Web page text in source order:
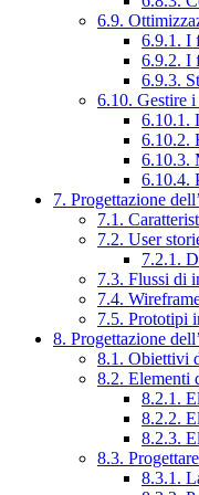
6.9.
6.9.1. I
6.9.2. I
6.9.3.
6.10. Gestire
6.10.1.
6.10.2.
6.10.3.
6.10.4.
7. Progettazione
7.1.
7.2. User
7.2.1.
7.3. Flussi di
7.4.
7.5. Prototipi
8. Progettazione
8.1. Obiettivi
8.2. Elementi
8.2.1.
8.2.2.
8.2.3.
8.3.
8.3.1.